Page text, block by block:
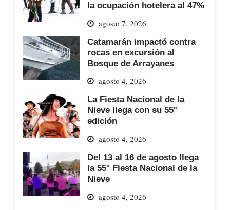
la ocupación hotelera al 47%
agosto 7, 2026
Catamarán impactó contra
rocas en excursión al
Bosque de Arrayanes
agosto 4, 2026
La Fiesta Nacional de la
Nieve llega con su 55°
edición
agosto 4, 2026
Del 13 al 16 de agosto llega
la 55° Fiesta Nacional de la
Nieve
agosto 4, 2026